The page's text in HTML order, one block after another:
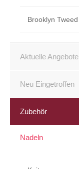
Brooklyn Tweed
Aktuelle Angebote
Neu Eingetroffen
Zubehör
Nadeln